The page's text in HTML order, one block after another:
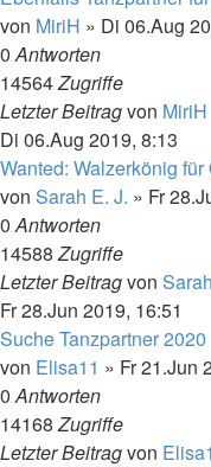
von MiriH » Di 06.Aug
0Antworten
14564Zugriffe
Letzter Beitragvon MiriH
Di 06.Aug 2019, 8:13
Wanted: Walzerkönig
von Sarah E. J. » Fr
0Antworten
14588Zugriffe
Letzter Beitragvon
Fr 28.Jun 2019, 16:51
Suche Tanzpartner 2020
von Elisa11 » Fr 21.Jun
0Antworten
14168Zugriffe
Letzter Beitragvon